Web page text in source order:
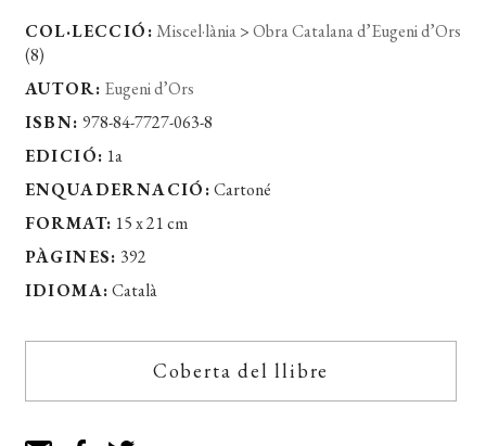
COL·LECCIÓ: Miscel·lània>Obra Catalana d’Eugeni d’Ors
(8)
AUTOR: Eugeni d’Ors
ISBN: 978-84-7727-063-8
EDICIÓ: 1a
ENQUADERNACIÓ:Cartoné
FORMAT: 15 x 21 cm
PÀGINES: 392
IDIOMA:Català
Coberta del llibre